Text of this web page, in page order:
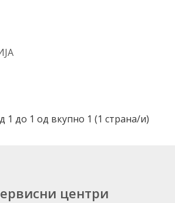
1 до 1 од вкупно 1 (1 страна/и)
центри